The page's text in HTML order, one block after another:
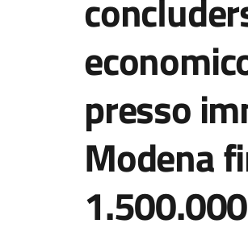
presso
Modena